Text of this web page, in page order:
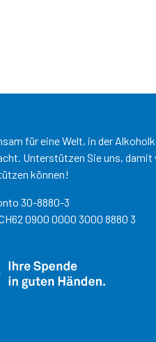
für eine Welt, in der
Unterstützen Sie uns, damit
können!
30-8880-3
0900 0000 3000 8880 3